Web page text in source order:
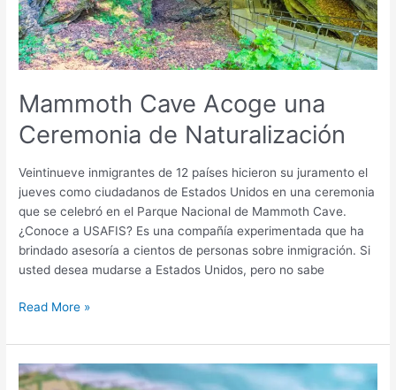
Mammoth Cave Acoge una
Ceremonia de Naturalización
Veintinueve inmigrantes de 12 países hicieron su juramento el
jueves como ciudadanos de Estados Unidos en una ceremonia
que se celebró en el Parque Nacional de Mammoth Cave.
¿Conoce a USAFIS? Es una compañía experimentada que ha
brindado asesoría a cientos de personas sobre inmigración. Si
usted desea mudarse a Estados Unidos, pero no sabe
Naturalización
Read More »
Estados